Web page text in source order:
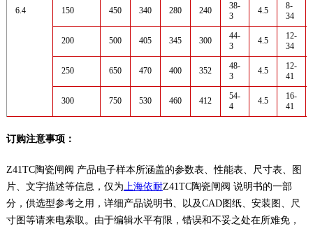
6.4 150 450 340 280 240
38-
3
4.5
8-
34
200 500 405 345 300
44-
3
4.5
12-
34
250 650 470 400 352
48-
3
4.5
12-
41
300 750 530 460 412
54-
4
4.5
16-
41
订购注意事项：
Z41TC陶瓷闸阀 产品电子样本所涵盖的参数表、性能表、尺寸表、图
片、文字描述等信息，仅为上海依耐Z41TC陶瓷闸阀 说明书的一部
分，供选型参考之用，详细产品说明书、以及CAD图纸、安装图、尺
寸图等请来电索取。由于编辑水平有限，错误和不妥之处在所难免，